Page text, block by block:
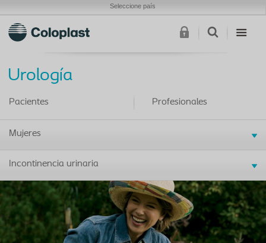
Seleccione país
Urología
Pacientes
Mujeres
Incontinencia urinaria
Profesionales